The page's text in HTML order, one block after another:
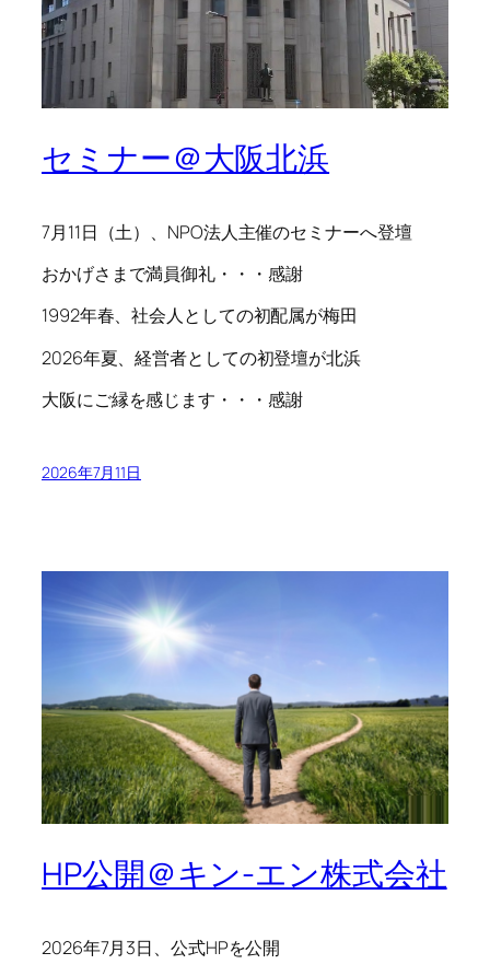
セミナー＠大阪北浜
7月11日（土）、NPO法人主催のセミナーへ登壇
おかげさまで満員御礼・・・感謝
1992年春、社会人としての初配属が梅田
2026年夏、経営者としての初登壇が北浜
大阪にご縁を感じます・・・感謝
2026年7月11日
HP公開＠キン-エン株式会社
2026年7月3日、公式HPを公開